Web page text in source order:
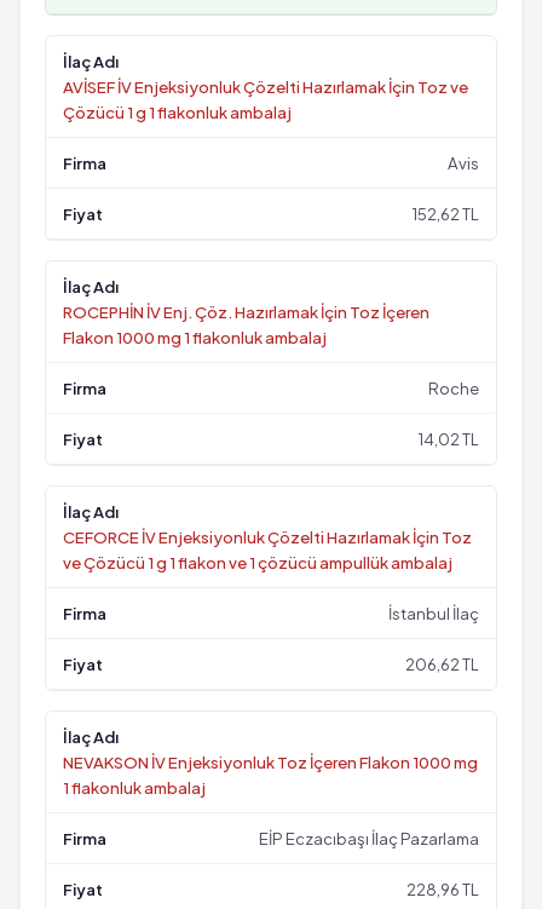
AVİSEF İV Enjeksiyonluk Çözelti Hazırlamak İçin Toz ve
Çözücü 1 g 1 flakonluk ambalaj
Avis
152,62 TL
ROCEPHİN İV Enj. Çöz. Hazırlamak İçin Toz İçeren
Flakon 1000 mg 1 flakonluk ambalaj
Roche
14,02 TL
CEFORCE İV Enjeksiyonluk Çözelti Hazırlamak İçin Toz
ve Çözücü 1 g 1 flakon ve 1 çözücü ampullük ambalaj
İstanbul İlaç
206,62 TL
NEVAKSON İV Enjeksiyonluk Toz İçeren Flakon 1000 mg
1 flakonluk ambalaj
EİP Eczacıbaşı İlaç Pazarlama
228,96 TL